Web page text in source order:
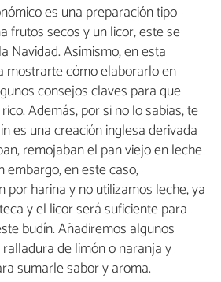
es una preparación tipo
frutos secos y un licor, este se
Navidad. Asimismo, en esta
mostrarte cómo elaborarlo en
consejos claves para que
Además, por si no lo sabías, te
es una creación inglesa derivada
remojaban el pan viejo en leche
embargo, en este caso,
por harina y no utilizamos leche, ya
y el licor será suficiente para
budín. Añadiremos algunos
de limón o naranja y
sumarle sabor y aroma.